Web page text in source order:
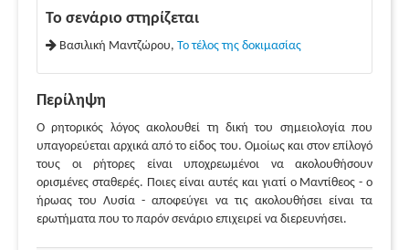
Το σενάριο στηρίζεται
Βασιλική Μαντζώρου, Το τέλος της δοκιμασίας
Περίληψη
Ο ρητορικός λόγος ακολουθεί τη δική του σημειολογία που
υπαγορεύεται αρχικά από το είδος του. Ομοίως και στον επίλογό
τους οι ρήτορες είναι υποχρεωμένοι να ακολουθήσουν
ορισμένες σταθερές. Ποιες είναι αυτές και γιατί ο Μαντίθεος - ο
ήρωας του Λυσία - αποφεύγει να τις ακολουθήσει είναι τα
ερωτήματα που το παρόν σενάριο επιχειρεί να διερευνήσει.